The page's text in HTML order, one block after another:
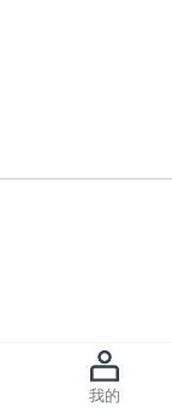
我的